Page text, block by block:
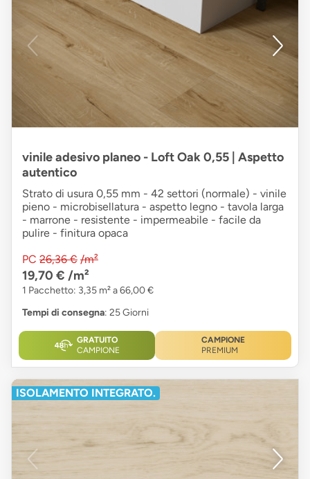
vinile adesivo planeo - Loft Oak 0,55 | Aspetto
autentico
Strato di usura 0,55 mm - 42 settori (normale) - vinile
pieno - microbisellatura - aspetto legno - tavola larga
- marrone - resistente - impermeabile - facile da
pulire - finitura opaca
PC 26,36 € /m²
19,70 € /m²
1 Pacchetto: 3,35 m² a 66,00 €
Tempi di consegna: 25 Giorni
GRATUITO
CAMPIONE
CAMPIONE
PREMIUM
ISOLAMENTO INTEGRATO.